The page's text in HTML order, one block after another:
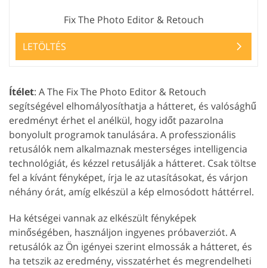
Fix The Photo Editor & Retouch
LETÖLTÉS
Ítélet: A The Fix The Photo Editor & Retouch
segítségével elhomályosíthatja a hátteret, és valósághű
eredményt érhet el anélkül, hogy időt pazarolna
bonyolult programok tanulására. A professzionális
retusálók nem alkalmaznak mesterséges intelligencia
technológiát, és kézzel retusálják a hátteret. Csak töltse
fel a kívánt fényképet, írja le az utasításokat, és várjon
néhány órát, amíg elkészül a kép elmosódott háttérrel.
Ha kétségei vannak az elkészült fényképek
minőségében, használjon ingyenes próbaverziót. A
retusálók az Ön igényei szerint elmossák a hátteret, és
ha tetszik az eredmény, visszatérhet és megrendelheti